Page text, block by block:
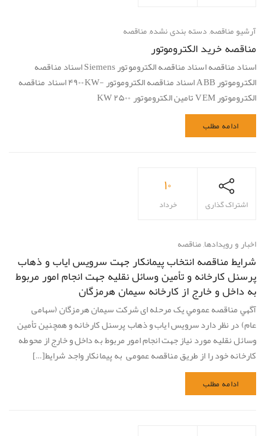
آرشیو مناقصه دسته بندی نشده مناقصه
مناقصه خرید الکتروموتور
اسناد مناقصه اسناد مناقصه الکتروموتور Siemens اسناد مناقصه
الکتروموتور ABB اسناد مناقصه الکتروموتور -۴۹۰۰KW اسناد مناقصه
الکتروموتور VEM تامین الکتروموتور ۲۵۰۰ KW
ادامه مطلب
۱۰
خرداد اشتراک گذاری
اخبار و رویدادها مناقصه
شرايط مناقصه انتخاب پيمانكار جهت سرویس ایاب و ذهاب
پرسنل کارخانه و تأمین وسائل نقلیه جهت انجام امور مربوط
به داخل و خارج از كارخانه سيمان هرمزگان
آگهي مناقصه عمومي یک مرحله ای شرکت سیمان هرمزگان (سهامی
عام) در نظر دارد سرویس ایاب و ذهاب پرسنل کارخانه و همچنین تأمین
وسائل نقلیه مورد نیاز جهت انجام امور مربوط به داخل و خارج از محوطه
کارخانه خود را از طریق مناقصه عمومی به پیمانکار واجد شرایط[…]
ادامه مطلب